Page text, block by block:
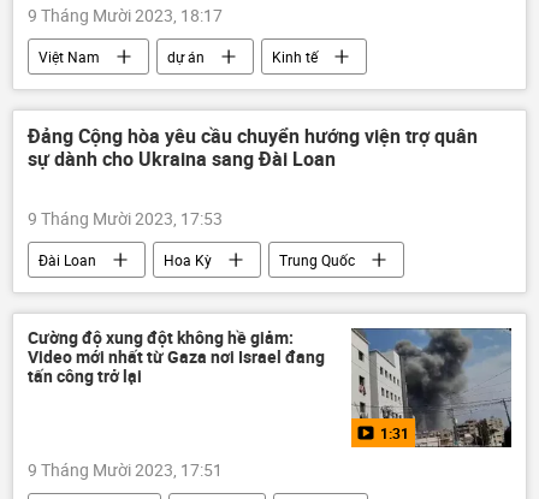
9 Tháng Mười 2023, 18:17
Việt Nam dự án
Kinh tế
xây dựng
Đảng Cộng hòa yêu cầu chuyển hướng viện trợ quân
sự dành cho Ukraina sang Đài Loan
9 Tháng Mười 2023, 17:53
Đài Loan Hoa Kỳ
Trung Quốc
Thế giới
Cuộc khủng hoảng ở Ukraina
viện trợ quân sự
xung đột
Cường độ xung đột không hề giảm:
Video mới nhất từ Gaza nơi Israel đang
tấn công trở lại
1:31
9 Tháng Mười 2023, 17:51